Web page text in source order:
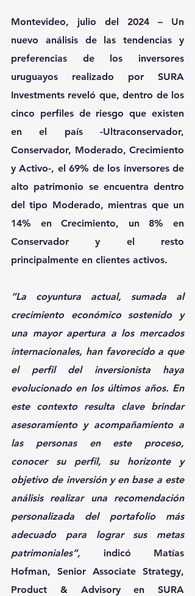
Montevideo, julio del 2024 – Un
nuevo análisis de las tendencias y
preferencias de los inversores
uruguayos realizado por SURA
Investments reveló que, dentro de los
cinco perfiles de riesgo que existen
en el país -Ultraconservador,
Conservador, Moderado, Crecimiento
y Activo-, el 69% de los inversores de
alto patrimonio se encuentra dentro
del tipo Moderado, mientras que un
14% en Crecimiento, un 8% en
Conservador y el resto
principalmente en clientes activos.
“La coyuntura actual, sumada al
crecimiento económico sostenido y
una mayor apertura a los mercados
internacionales, han favorecido a que
el perfil del inversionista haya
evolucionado en los últimos años. En
este contexto resulta clave brindar
asesoramiento y acompañamiento a
las personas en este proceso,
conocer su perfil, su horizonte y
objetivo de inversión y en base a este
análisis realizar una recomendación
personalizada del portafolio más
adecuado para lograr sus metas
patrimoniales”, indicó Matías
Hofman, Senior Associate Strategy,
Product & Advisory en SURA